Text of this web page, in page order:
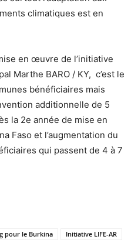
climatiques est en
en œuvre de l’initiative
Marthe BARO / KY, c’est le
bénéficiaires mais
additionnelle de 5
la 2e année de mise en
Faso et l’augmentation du
qui passent de 4 à 7
pour le Burkina Initiative LIFE-AR